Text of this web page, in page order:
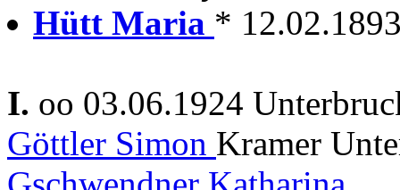
Hütt Maria *
I. oo 03.06.1924
Göttler Simon Kramer